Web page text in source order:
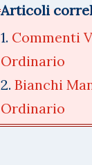
Articoli
1. Commenti
Ordinario
2. Bianchi
Ordinario